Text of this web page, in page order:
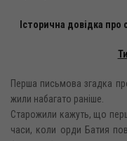
Історична довідка про
Перша письмова згадка
жили набагато раніше.
Старожили кажуть, що
часи, коли орди Батия